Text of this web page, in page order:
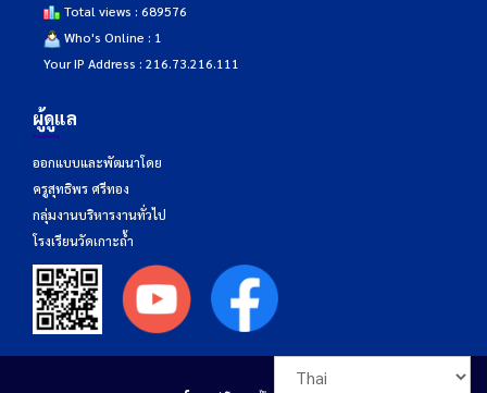
Total views : 689576
Who's Online : 1
Your IP Address : 216.73.216.111
ผู้ดูแล
ออกแบบและพัฒนาโดย
ครูสุทธิพร ศรีทอง
กลุ่มงานบริหารงานทั่วไป
โรงเรียนวัดเกาะถ้ำ